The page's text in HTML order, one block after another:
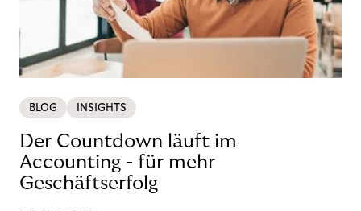
BLOG INSIGHTS
Der Countdown läuft im
Accounting - für mehr
Geschäftserfolg